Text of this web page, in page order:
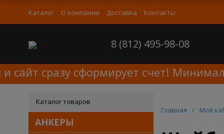
Каталог О компании Доставка Контакты
8 (812) 495-98-08
сразу сформирует счет!
Каталог товаров
АНКЕРЫ
Главная / Мой